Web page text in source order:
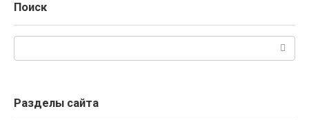
Поиск
Разделы сайта